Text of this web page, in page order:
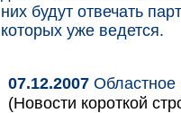
них будут отвечать
которых уже ведется.
07.12.2007 Областное
(Новости короткой